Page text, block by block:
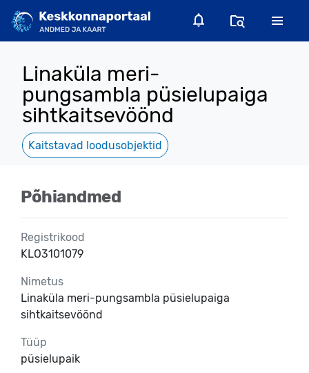
Linaküla meri-
pungsambla püsielupaiga
sihtkaitsevöönd
Kaitstavad loodusobjektid
Põhiandmed
Registrikood
KLO3101079
Nimetus
Linaküla meri-pungsambla püsielupaiga
sihtkaitsevöönd
Tüüp
püsielupaik